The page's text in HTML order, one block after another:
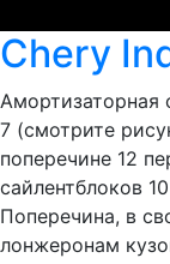
Chery
Амортизаторная
7 (смотрите
поперечине 12
сайлентблоков
Поперечина, в
лонжеронам